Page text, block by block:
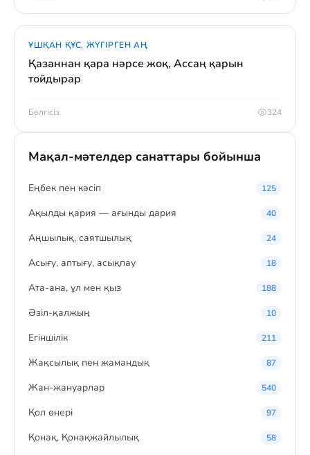
ҰШҚАН ҚҰС, ЖҮГІРГЕН АҢ
Қазаннан қара нәрсе жоқ, Ассаң қарын
тойдырар
Белгісіз 324
Мақал-мәтелдер санаттары бойынша
Eңбек пен кәсіп 125
Ақылды қария — ағынды дария 40
Аңшылық, саятшылық 24
Асығу, аптығу, асықпау 18
Ата-ана, ұл мен қыз 188
Әзіл-қалжың 10
Егіншілік 211
Жақсылық пен жамандық 87
Жан-жануарлар 540
Қол өнері 97
Қонақ, Қонақжайлылық 58